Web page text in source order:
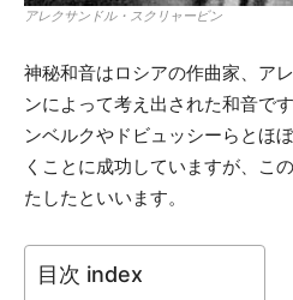
アレクサンドル・スクリャービン
神秘和音はロシアの作曲家、ア
ンによって考え出された和音で
ンベルクやドビュッシーらとほ
くことに成功していますが、こ
たしたといいます。
目次 index